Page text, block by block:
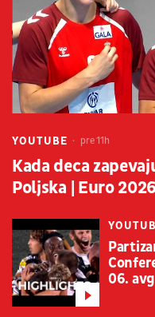
YOUTUBE pre 11h
Kada deca
Poljska | Euro
06.